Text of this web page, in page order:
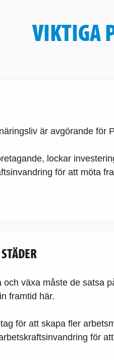
VIKTIGA
är avgörande för
lockar
för att möta
växa måste de satsa
framtid här.
för att skapa fler
för